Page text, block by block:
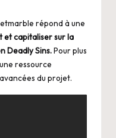
répond à une
et capitaliser sur la
Deadly Sins.Pour plus
ressource
du projet.